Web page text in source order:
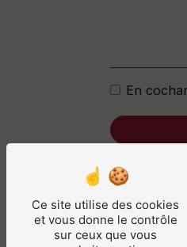
En
** Les
Ensoleillées
Ensoleillées
pouvez
demandé.
Ce site utilise des cookies
et vous donne le contrôle
sur ceux que vous